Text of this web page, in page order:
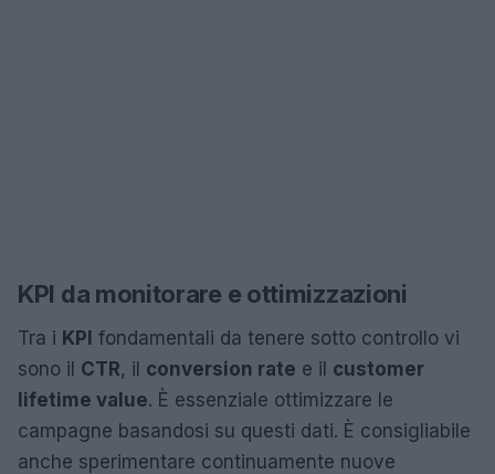
KPI da monitorare e ottimizzazioni
Tra i KPI fondamentali da tenere sotto controllo vi
sono il CTR, il conversion rate e il customer
lifetime value. È essenziale ottimizzare le
campagne basandosi su questi dati. È consigliabile
anche sperimentare continuamente nuove